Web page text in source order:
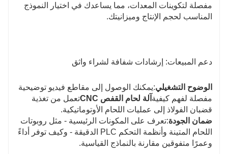
مفصلة لتكوينات المعدات، مما يساعدك في اختيار النموذج
المناسب لحجم الإنتاج وميزانيتك.
دعم المبيعات: إرشادات شفافة لشراء واثق
الوضوح التشغيلي:يمكنك الوصول إلى مقاطع فيديو توضيحية
مفصلة لفهم كيفية آلة لحام القفص CNC
تعمل من تغذية
قضبان الفولاذ إلى عمليات اللحام الأوتوماتيكية.
ضمان الجودة:تعرف على المكونات الرئيسية - مثل روبوتات
اللحام المتينة وأنظمة التحكم PLC الدقيقة - وكيف توفر أداءً
وعمرًا متفوقين مقارنة بالنماذج القياسية.